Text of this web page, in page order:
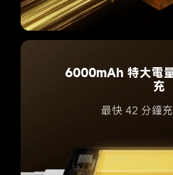
6000mAh 特大電
充
最快 42 分鐘